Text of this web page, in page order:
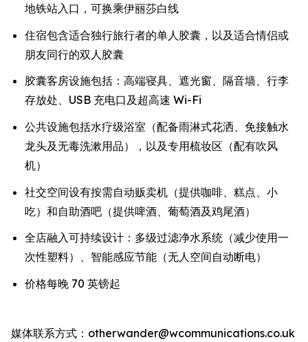
地铁站入口，可换乘伊丽莎白线
住宿包含适合独行旅行者的单人胶囊，以及适合情侣或
朋友同行的双人胶囊
胶囊客房设施包括：高端寝具、遮光窗、隔音墙、行李
存放处、USB 充电口及超高速 Wi-Fi
公共设施包括水疗级浴室（配备雨淋式花洒、免接触水
龙头及无毒洗漱用品），以及专用梳妆区（配有吹风
机）
社交空间设有按需自动贩卖机（提供咖啡、糕点、小
吃）和自助酒吧（提供啤酒、葡萄酒及鸡尾酒）
全店融入可持续设计：多级过滤净水系统（减少使用一
次性塑料）、智能感应节能（无人空间自动断电）
价格每晚 70 英镑起
媒体联系方式：otherwander@wcommunications.co.uk